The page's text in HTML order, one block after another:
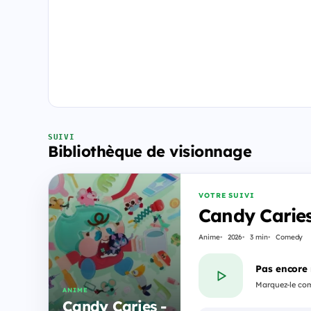
SUIVI
Bibliothèque de visionnage
ANIME
Candy Caries -
VOTRE SUIVI
Candy
Anime 2026 3 min Comedy
Pas
Marquez-le